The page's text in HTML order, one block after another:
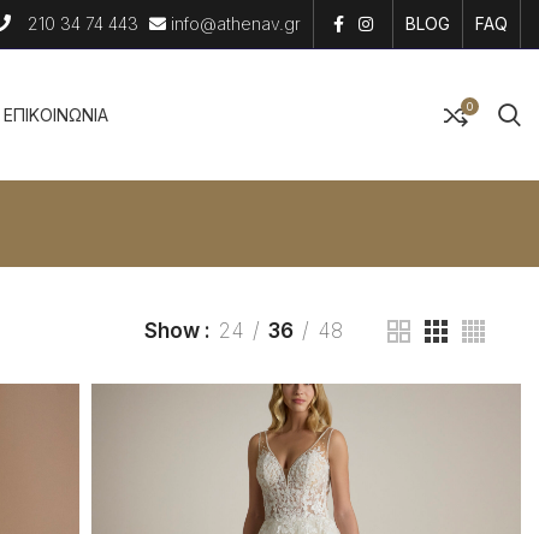
210 34 74 443 info@athenav.gr BLOG FAQ
EΠΙΚΟΙΝΩΝΙΑ 0
Show 24 36 48